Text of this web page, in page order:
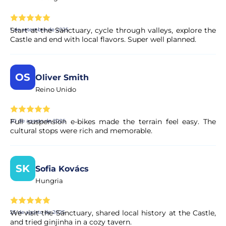
ritmo, mantendo-se no caminho certo.
As refeições e os bilhetes estão incluídos?
no preço do passeio.
planos mudarem?
Sim. A maioria das nossas experiências permite o
página da experiência antes de concluir a reserva.
A minha reserva é confirmada
imediatamente?
1 de setembro de 2025
Start at the Sanctuary, cycle through valleys, explore the
Castle and end with local flavors. Super well planned.
OS Oliver Smith
Reino Unido
30 de agosto de 2025
Full suspension e-bikes made the terrain feel easy. The
cultural stops were rich and memorable.
SK Sofia Kovács
Hungria
25 de agosto de 2025
We visit the Sanctuary, shared local history at the Castle,
and tried ginjinha in a cozy tavern.